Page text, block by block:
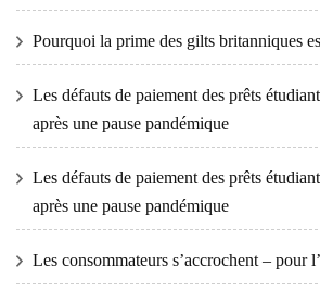
Pourquoi la prime des gilts britanniques
Les défauts de paiement des prêts
après une pause pandémique
Les défauts de paiement des prêts
après une pause pandémique
Les consommateurs s’accrochent – ​​pour